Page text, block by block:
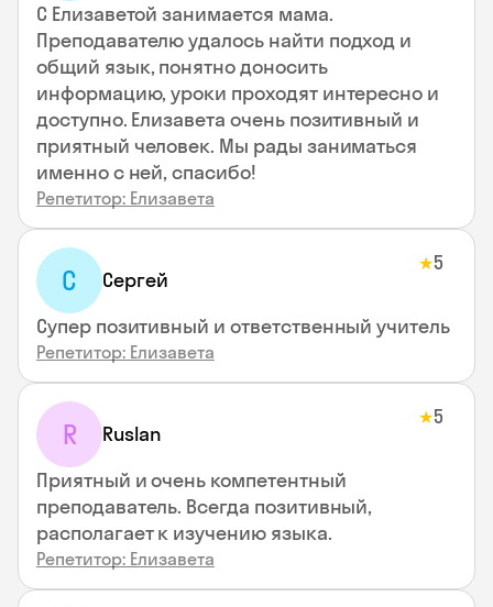
С Елизаветой занимается мама.
Преподавателю удалось найти подход и
общий язык, понятно доносить
информацию, уроки проходят интересно и
доступно. Елизавета очень позитивный и
приятный человек. Мы рады заниматься
именно с ней, спасибо!
Репетитор: Елизавета
С Сергей
★5
Супер позитивный и ответственный учитель
Репетитор: Елизавета
R Ruslan
★5
Приятный и очень компетентный
преподаватель. Всегда позитивный,
располагает к изучению языка.
Репетитор: Елизавета